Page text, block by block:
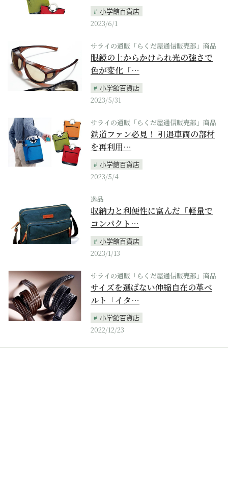
小学館百貨店
2023/6/1
サライの通販「らくだ屋通信販売部」商品
眼鏡の上からかけられ光の強さで
色が変化「…
小学館百貨店
2023/5/31
サライの通販「らくだ屋通信販売部」商品
鉄道ファン必見！ 引退車両の部材
を再利用…
小学館百貨店
2023/5/4
逸品
収納力と利便性に富んだ「軽量で
コンパクト…
小学館百貨店
2023/1/13
サライの通販「らくだ屋通信販売部」商品
サイズを選ばない伸縮自在の革ベ
ルト「イタ…
小学館百貨店
2022/12/23